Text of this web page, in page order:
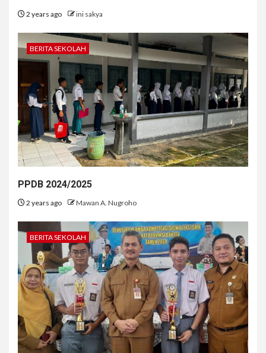
2 years ago ini sakya
BERITA SEKOLAH
PPDB 2024/2025
2 years ago Mawan A. Nugroho
BERITA SEKOLAH